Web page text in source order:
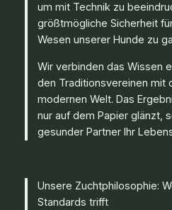
um mit Technik zu
größtmögliche Sicherheit
Wesen unserer Hunde zu
Wir verbinden das Wissen
den Traditionsvereinen mit
modernen Welt. Das
nur auf dem Papier glänzt,
gesunder Partner Ihr
Unsere Zuchtphilosophie:
Standards trifft